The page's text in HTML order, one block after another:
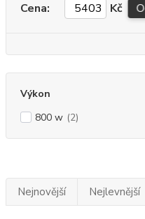
Cena: Kč
Výkon
800 w (2)
Nejnovější Nejlevnější